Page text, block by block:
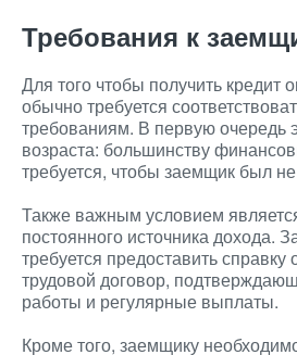
Требования к
Для того чтобы получить кредит
обычно требуется
требованиям. В первую очередь
возраста: большинству
требуется, чтобы заемщик был
Также важным условием
постоянного источника дохода.
требуется предоставить справку
трудовой договор,
работы и регулярные выплаты.
Кроме того, заемщику